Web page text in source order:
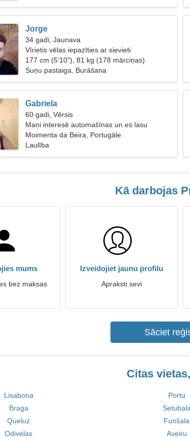
Jorge
34 gadi, Jaunava
Vīrietis vēlas iepazīties ar sievieti
177 cm (5'10"), 81 kg (178 mārciņas)
Suņu pastaiga, Burāšana
Gabriela
60 gadi, Vērsis
Mani interesē automašīnas un es lasu
Moimenta da Beira, Portugāle
Laulība
Kā darbojas
mums
bez maksas
Izveidojiet jaunu profilu
Apraksti sevi
Sāciet
Citas
Lisabona Portu
Braga
Setubala
Queluz
Funšala
Odivelas
Aveiru